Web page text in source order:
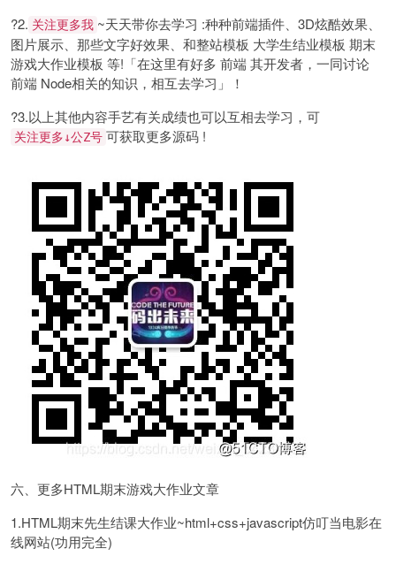
?2. 关注更多我 ~天天带你去学习 :种种前端插件、3D炫酷效果、
图片展示、那些文字好效果、和整站模板 大学生结业模板 期末
游戏大作业模板 等!「在这里有好多 前端 其开发者，一同讨论
前端 Node相关的知识，相互去学习」！
?3.以上其他内容手艺有关成绩也可以互相去学习，可
关注更多↓公Z号 可获取更多源码 !
六、更多HTML期末游戏大作业文章
1.HTML期末先生结课大作业~html+css+javascript仿叮当电影在
线网站(功用完全)